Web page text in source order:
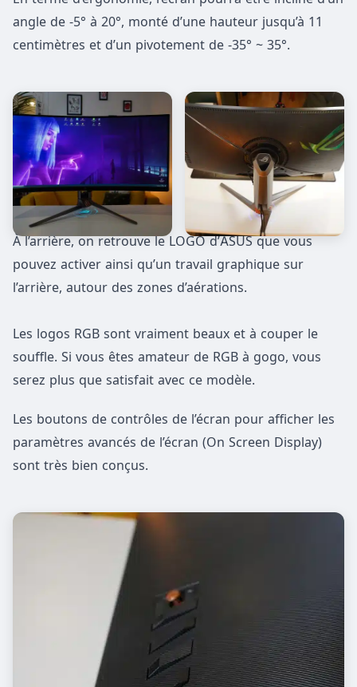
angle de -5° à 20°, monté d’une hauteur jusqu’à 11
centimètres et d’un pivotement de -35° ~ 35°.
À l’arrière, on retrouve le LOGO d’ASUS que vous
pouvez activer ainsi qu’un travail graphique sur
l’arrière, autour des zones d’aérations.
Les logos RGB sont vraiment beaux et à couper le
souffle. Si vous êtes amateur de RGB à gogo, vous
serez plus que satisfait avec ce modèle.
Les boutons de contrôles de l’écran pour afficher les
paramètres avancés de l’écran (On Screen Display)
sont très bien conçus.